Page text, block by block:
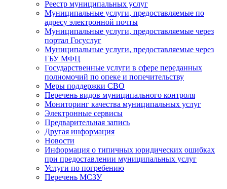
Реестр муниципальных услуг
Муниципальные услуги, предоставляемые по
адресу электронной почты
Муниципальные услуги, предоставляемые через
портал Госуслуг
Муниципальные услуги, предоставляемые через
ГБУ МФЦ
Государственные услуги в сфере переданных
полномочий по опеке и попечительству
Меры поддержки СВО
Перечень видов муниципального контроля
Мониторинг качества муниципальных услуг
Электронные сервисы
Предварительная запись
Другая информация
Новости
Информация о типичных юридических ошибках
при предоставлении муниципальных услуг
Услуги по погребению
Перечень МСЗУ